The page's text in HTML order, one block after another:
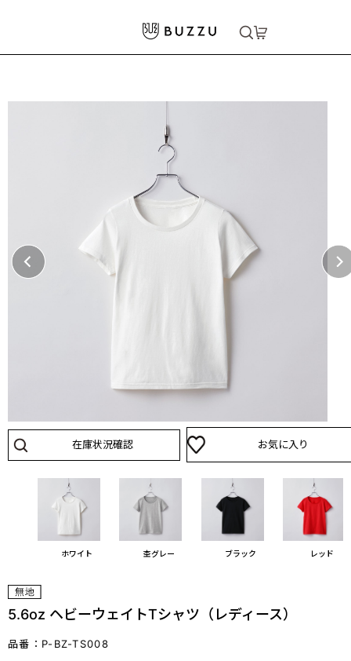
5.6oz ヘビーウェイトTシャツ（レディース）
在庫状況確認 お気に入り
ホワイト 杢グレー ブラック レッド
5.6oz ヘビーウェイトTシャツ（レディース）
品番：P-BZ-TS008